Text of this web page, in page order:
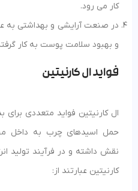
کار می رود.
در صنعت آرایشی و بهداشتی به
و بهبود سلامت پوست به کار
فواید ال کارنیتین
ال کارنیتین فواید متعددی برای
حمل اسیدهای چرب به داخل
نقش داشته و در فرآیند تولید
کارنیتین عبارتند از: